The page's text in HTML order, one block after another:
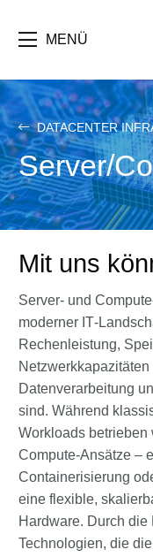
Inhalt
MENÜ
DATACENTER
Server/
Mit uns
Server- und
moderner
Rechenleistung,
Datenverarbeitung
sind. Während
Workloads betrieben
Compute‑Ansätze –
Containerisierung
eine flexible,
Hardware. Durch
Technologien, die